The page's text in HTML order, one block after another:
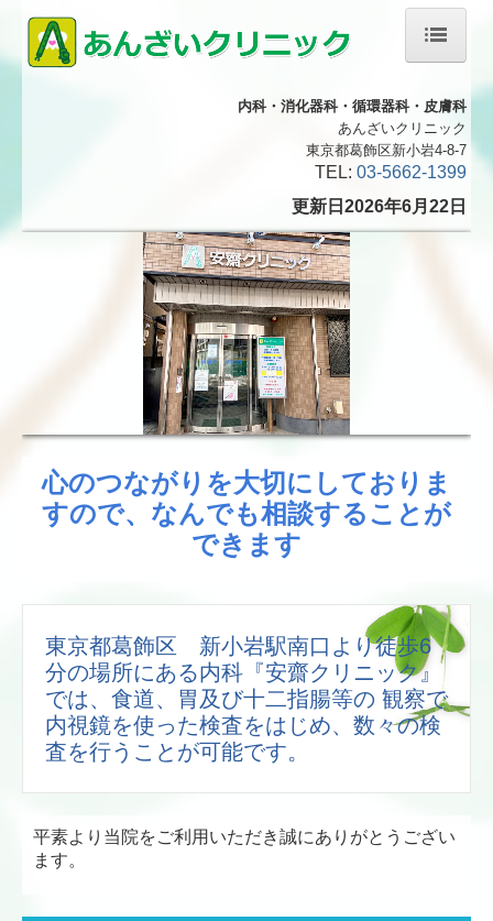
胃・食道内視鏡検査
大腸内視鏡検査について
超音波(エコー)検査
予防接種について
健康診断について
交通案内
個人情報保護方針
内科・消化器科・循環器科・皮膚科
あんざいクリニック
東京都葛飾区新小岩4-8-7
TEL: 03-5662-1399
更新日2026年6月22日
心のつながりを大切にしておりま
すので、なんでも相談することが
できます
東京都葛飾区 新小岩駅南口より徒歩6
分の場所にある内科『安齋クリニック』
では、食道、胃及び十二指腸等の 観察で
内視鏡を使った検査をはじめ、数々の検
査を行うことが可能です。
平素より当院をご利用いただき誠にありがとうござい
ます。